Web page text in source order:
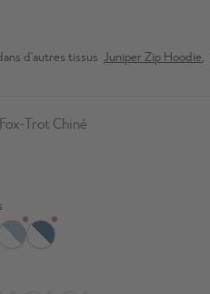
d'autres tissus Juniper Zip Hoodie,
Trot Chiné